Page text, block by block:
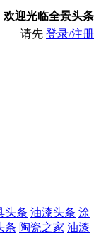
欢迎光临全景头条
请先 登录/注册
头条 油漆头条 涂
条 陶瓷之家 油漆